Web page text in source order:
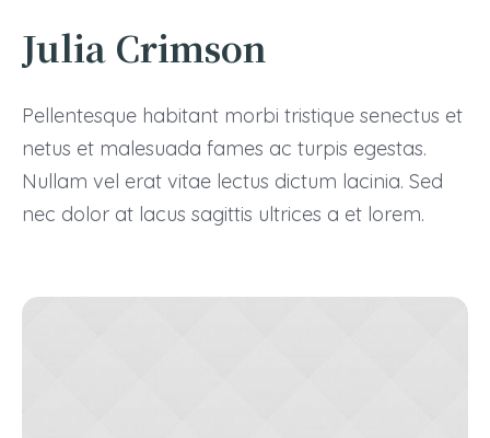
Julia Crimson
Pellentesque habitant morbi tristique senectus et
netus et malesuada fames ac turpis egestas.
Nullam vel erat vitae lectus dictum lacinia. Sed
nec dolor at lacus sagittis ultrices a et lorem.